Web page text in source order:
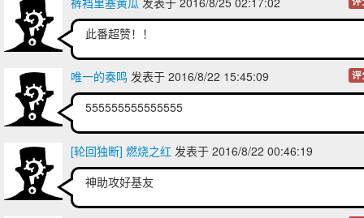
此番超赞！！
唯一的奏鸣 发表于 2016/8/22 15:45:09 评
555555555555555
[轮回独断] 燃烧之红 发表于 2016/8/22 00:46:19
神助攻好基友